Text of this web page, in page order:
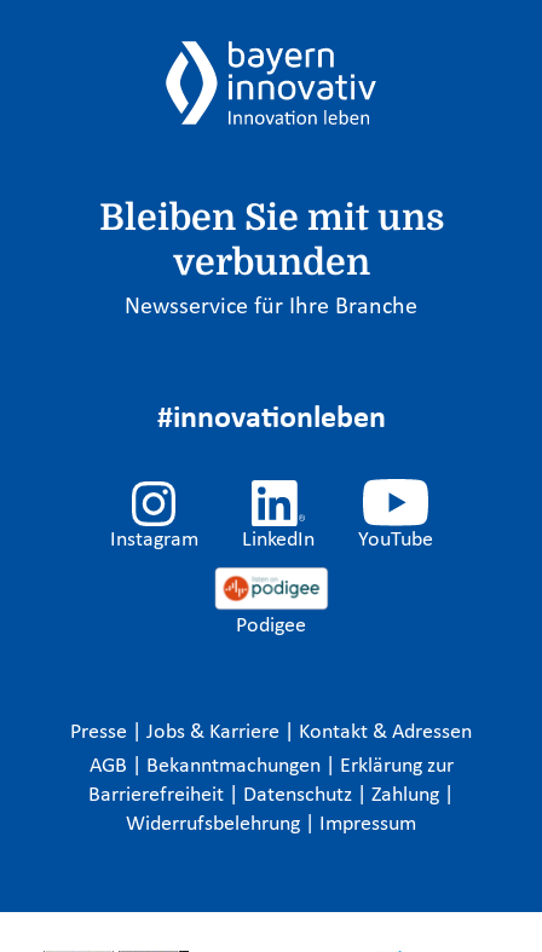
Bleiben Sie mit uns
verbunden
Newsservice für Ihre Branche
#innovationleben
Instagram LinkedIn YouTube
Podigee
Presse Jobs & Karriere
Kontakt & Adressen
AGB
Bekanntmachungen
Erklärung zur
Barrierefreiheit
Datenschutz Zahlung
Widerrufsbelehrung
Impressum